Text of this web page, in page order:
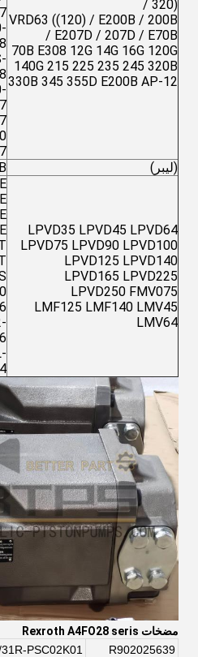
/ 320)
VRD63 ((120) / E200B / 200B
/ E207D / 207D / E70B
70B E308 12G 14G 16G 120G
140G 215 225 235 245 320B
330B 345 355D E200B AP-12
(ليبر)
LPVD35 LPVD45 LPVD64
LPVD75 LPVD90 LPVD100
LPVD125 LPVD140
LPVD165 LPVD225
LPVD250 FMV075
LMF125 LMF140 LMV45
LMV64
مضخات Rexroth A4FO28 seris
R902025639
PSC02K01